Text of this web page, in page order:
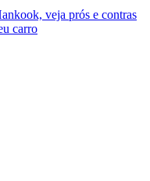
veja prós e contras
carro